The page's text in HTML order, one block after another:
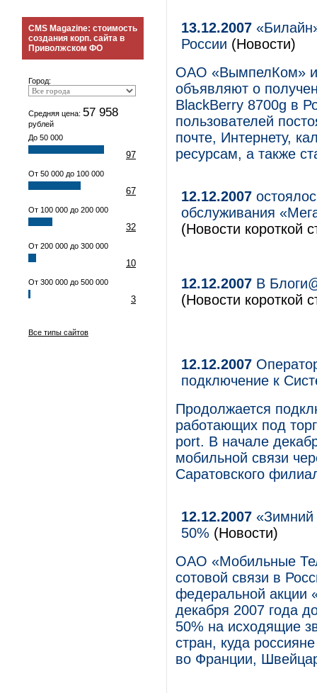
CMS Magazine: стоимость
создания корп. сайта в
Приволжском ФО
Город:
Средняя цена: 57 958
рублей
До 50 000
97
От 50 000 до 100 000
67
От 100 000 до 200 000
32
От 200 000 до 300 000
10
От 300 000 до 500 000
3
Все типы сайтов
13.12.2007
России (Новости)
ОАО «ВымпелКом» и
объявляют о
BlackBerry 8700g в
пользователей
почте, Интернету,
ресурсам, а также
12.12.2007
обслуживания
(Новости короткой
12.12.2007 В
(Новости короткой
12.12.2007
подключение к
Продолжается
работающих под
port. В начале
мобильной связи
Саратовского
12.12.2007 «Зимний
50% (Новости)
ОАО «Мобильные
сотовой связи в
федеральной акции
декабря 2007 года
50% на исходящие
стран, куда
во Франции,